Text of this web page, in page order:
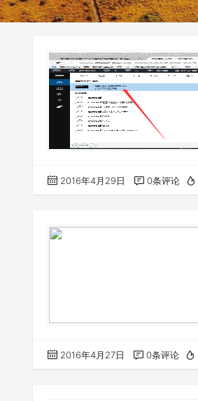
2016年4月29日 0条评论
2016年4月27日 0条评论